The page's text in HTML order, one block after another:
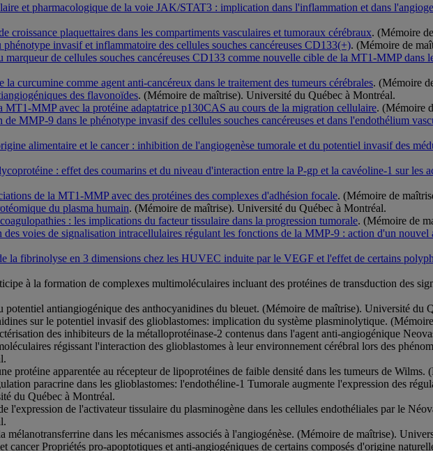
et pharmacologique de la voie JAK/STAT3 : implication dans l'inflammation et dans
croissance plaquettaires dans les compartiments vasculaires et tumoraux cérébraux. (Mémoire
phénotype invasif et inflammatoire des cellules souches cancéreuses CD133(+). (Mémoire de
marqueur de cellules souches cancéreuses CD133 comme nouvelle cible de la MT1-MMP dans
la curcumine comme agent anti-cancéreux dans le traitement des tumeurs cérébrales. (Mémoire
des flavonoïdes. (Mémoire de maîtrise). Université du Québec à Montréal.
MT1-MMP avec la protéine adaptatrice p130CAS au cours de la migration cellulaire. (Mémoire
de MMP-9 dans le phénotype invasif des cellules souches cancéreuses et dans l'endothélium
alimentaire et le cancer : inhibition de l'angiogenèse tumorale et du potentiel invasif des
: effet des coumarins et du niveau d'interaction entre la P-gp et la cavéoline-1 sur les
de la MT1-MMP avec des protéines des complexes d'adhésion focale. (Mémoire de
du plasma humain. (Mémoire de maîtrise). Université du Québec à Montréal.
: les implications du facteur tissulaire dans la progression tumorale. (Mémoire de
des voies de signalisation intracellulaires régulant les fonctions de la MMP-9 : action d'un nouvel
la fibrinolyse en 3 dimensions chez les HUVEC induite par le VEGF et l'effet de certains
à la formation de complexes multimoléculaires incluant des protéines de transduction des
antiangiogénique des anthocyanidines du bleuet. (Mémoire de maîtrise). Université du
sur le potentiel invasif des glioblastomes: implication du système plasminolytique.
des inhibiteurs de la métalloprotéinase-2 contenus dans l'agent anti-angiogénique
régissant l'interaction des glioblastomes à leur environnement cérébral lors des
protéine apparentée au récepteur de lipoprotéines de faible densité dans les tumeurs de
paracrine dans les glioblastomes: l'endothéline-1 Tumorale augmente l'expression des
du Québec à Montréal.
l'expression de l'activateur tissulaire du plasminogène dans les cellules endothéliales par le
dans les mécanismes associés à l'angiogénèse. (Mémoire de maîtrise).
cancer Propriétés pro-apoptotiques et anti-angiogéniques de certains composés d'origine